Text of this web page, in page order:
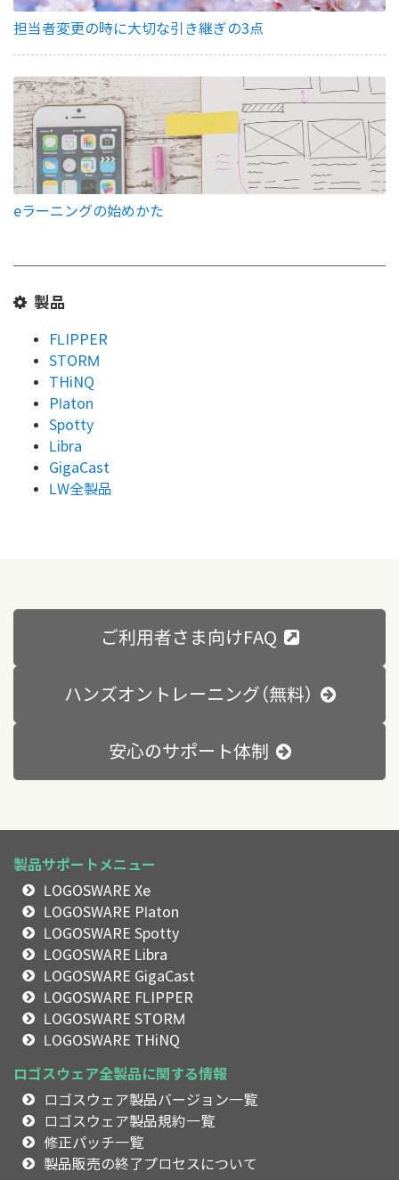
担当者変更の時に大切な引き継ぎの3点
eラーニングの始めかた
製品
FLIPPER
STORM
THiNQ
Platon
Spotty
Libra
GigaCast
LW全製品
ご利用者さま向けFAQ
ハンズオントレーニング（無料）
安心のサポート体制
製品サポートメニュー
LOGOSWARE Xe
LOGOSWARE Platon
LOGOSWARE Spotty
LOGOSWARE Libra
LOGOSWARE GigaCast
LOGOSWARE FLIPPER
LOGOSWARE STORM
LOGOSWARE THiNQ
ロゴスウェア全製品に関する情報
ロゴスウェア製品バージョン一覧
ロゴスウェア製品規約一覧
修正パッチ一覧
製品販売の終了プロセスについて